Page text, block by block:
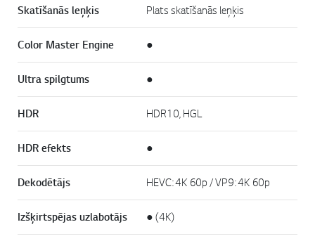
Skatīšanās leņķis Plats skatīšanās leņķis
Color Master Engine ●
Ultra spilgtums ●
HDR HDR10, HGL
HDR efekts ●
Dekodētājs HEVC: 4K 60p / VP9: 4K 60p
Izšķirtspējas uzlabotājs ● (4K)